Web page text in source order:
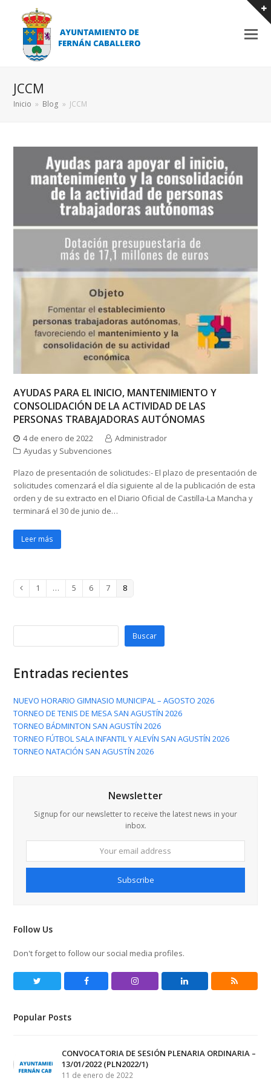
JCCM
Inicio » Blog » JCCM
AYUDAS PARA EL INICIO, MANTENIMIENTO Y
CONSOLIDACIÓN DE LA ACTIVIDAD DE LAS
PERSONAS TRABAJADORAS AUTÓNOMAS
4 de enero de 2022
Administrador
Ayudas y Subvenciones
Plazo de presentación de solicitudes:- El plazo de presentación de
solicitudes comenzará el día siguiente al de la publicación de esta
orden y de su extracto en el Diario Oficial de Castilla-La Mancha y
terminará el 30 de junio de…
Leer más
AnteriorPage
1 … Page
5 Page
6 Page
7 Page
8
Buscar
Entradas recientes
NUEVO HORARIO GIMNASIO MUNICIPAL – AGOSTO 2026
TORNEO DE TENIS DE MESA SAN AGUSTÍN 2026
TORNEO BÁDMINTON SAN AGUSTÍN 2026
TORNEO FÚTBOL SALA INFANTIL Y ALEVÍN SAN AGUSTÍN 2026
TORNEO NATACIÓN SAN AGUSTÍN 2026
Newsletter
Signup for our newsletter to receive the latest news in your
inbox.
email
Subscribe
Follow Us
Don't forget to follow our social media profiles.
Facebook Instagram LinkedIn RSS
Popular Posts
CONVOCATORIA DE SESIÓN PLENARIA ORDINARIA –
13/01/2022 (PLN2022/1)
11 de enero de 2022